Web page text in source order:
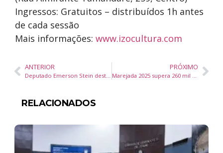
Ingressos: Gratuitos – distribuídos 1h antes
de cada sessão
Mais informações: www.izocultura.com
ANTERIOR
Deputado Emerson Stein destina R$ 3 milhões para construção da nova sede da APAE de Bombinhas
PRÓXIMO
Marejada 2025 supera 260 mil visitantes e consolida Itajaí como destaque no turismo catarinense
RELACIONADOS